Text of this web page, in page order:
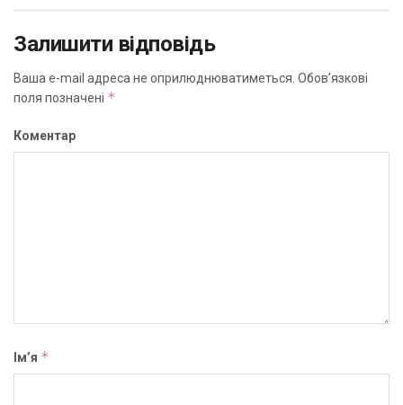
Залишити відповідь
Ваша e-mail адреса не оприлюднюватиметься. Обов’язкові
поля позначені *
Коментар
Ім’я *